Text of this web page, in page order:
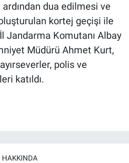
dua edilmesi ve
kortej geçişi ile
Jandarma Komutanı Albay
Müdürü Ahmet Kurt,
polis ve
katıldı.
HAKKINDA